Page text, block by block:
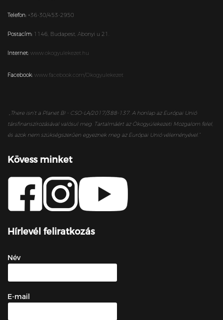
Telefon: +36-30/453-2950
Postacím: 1146, Budapest, Abonyi u 21.
Internet: www.okogyulekezet.hu
Facebook: www.facebook.com/Okogyulekezet
„ There isn’t a Planet B! - CSO-LA/2017/388-137. A honlap az Európai Unió
társfinanszírozásával valósul meg. Tartalmáért az Ökogyülekezeti Mozgalom felel,
és azok nem szükségszerűen egyeznek meg az Európai Unió véleményével.”
Kövess minket
Hírlevél feliratkozás
Név
E-mail